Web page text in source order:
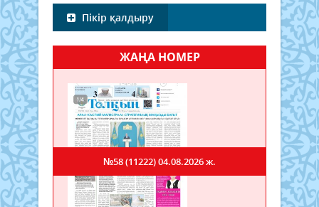
Пікір қалдыру
ЖАҢА НОМЕР
№58 (11222)04.08.2026 ж.